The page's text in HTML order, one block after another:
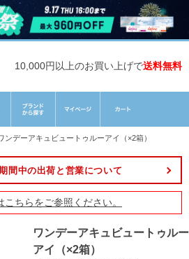
10,000円以上のお買い上げで送料無料
ンデーアキュビュートゥルーアイ（×2箱）
間中の出荷と営業について
こちらをご参照ください。
ワンデーアキュビュートゥルー
アイ（×2箱）